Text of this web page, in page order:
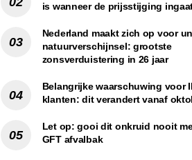
is wanneer de prijsstijging
Nederland maakt zich op voor
natuurverschijnsel: grootste
zonsverduistering in 26 jaar
Belangrijke waarschuwing voor
klanten: dit verandert vanaf
Let op: gooi dit onkruid nooit
GFT afvalbak